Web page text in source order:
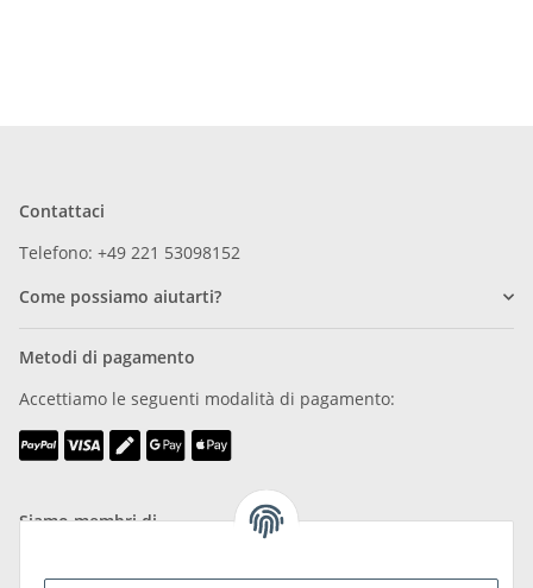
Contattaci
Telefono: +49 221 53098152
Come possiamo aiutarti?
Metodi di pagamento
Accettiamo le seguenti modalità di pagamento:
Siamo membri di